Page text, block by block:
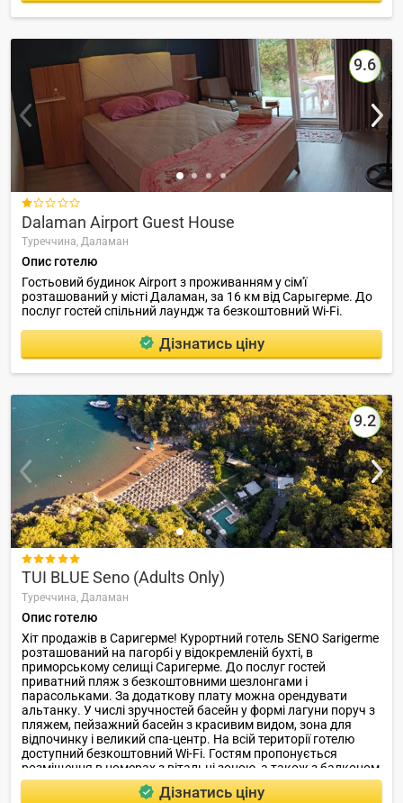
9.6

Dalaman Airport Guest House
Туреччина, Даламан
Опис готелю
Гостьовий будинок Airport з проживанням у сім'ї
розташований у місті Даламан, за 16 км від Сарыгерме. До
послуг гостей спільний лаундж та безкоштовний Wi-Fi.
Дізнатись ціну
9.2

TUI BLUE Seno (Adults Only)
Туреччина, Даламан
Опис готелю
Хіт продажів в Саригерме! Курортний готель SENO Sarigerme
розташований на пагорбі у відокремленій бухті, в
приморському селищі Саригерме. До послуг гостей
приватний пляж з безкоштовними шезлонгами і
парасольками. За додаткову плату можна орендувати
альтанку. У числі зручностей басейн у формі лагуни поруч з
пляжем, пейзажний басейн з красивим видом, зона для
відпочинку і великий спа-центр. На всій території готелю
доступний безкоштовний Wi-Fi. Гостям пропонується
розміщення в номерах з вітальні зоною, а також з балконом
або терасою з чудовим краєвидом.
Дізнатись ціну